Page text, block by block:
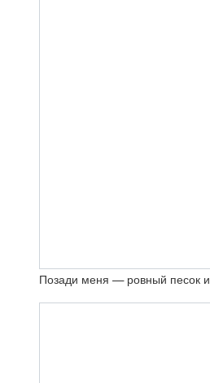
Позади меня — ровный песок